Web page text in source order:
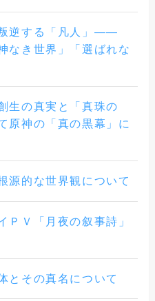
叛逆する「凡人」——
なき世界」「選ばれな
生の真実と「真珠の
神の「真の黒幕」に
源的な世界観について
ＰＶ「月夜の叙事詩」
とその真名について